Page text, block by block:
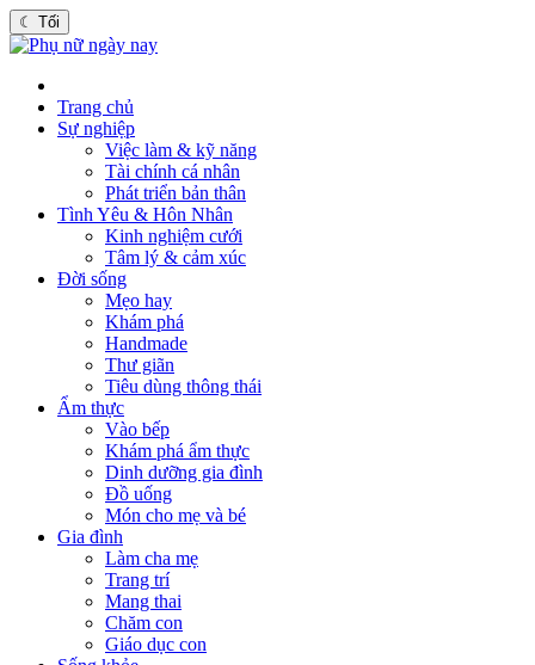
☾ Tối
Trang chủ
Sự nghiệp
Việc làm & kỹ năng
Tài chính cá nhân
Phát triển bản thân
Tình Yêu & Hôn Nhân
Kinh nghiệm cưới
Tâm lý & cảm xúc
Đời sống
Mẹo hay
Khám phá
Handmade
Thư giãn
Tiêu dùng thông thái
Ẩm thực
Vào bếp
Khám phá ẩm thực
Dinh dưỡng gia đình
Đồ uống
Món cho mẹ và bé
Gia đình
Làm cha mẹ
Trang trí
Mang thai
Chăm con
Giáo dục con